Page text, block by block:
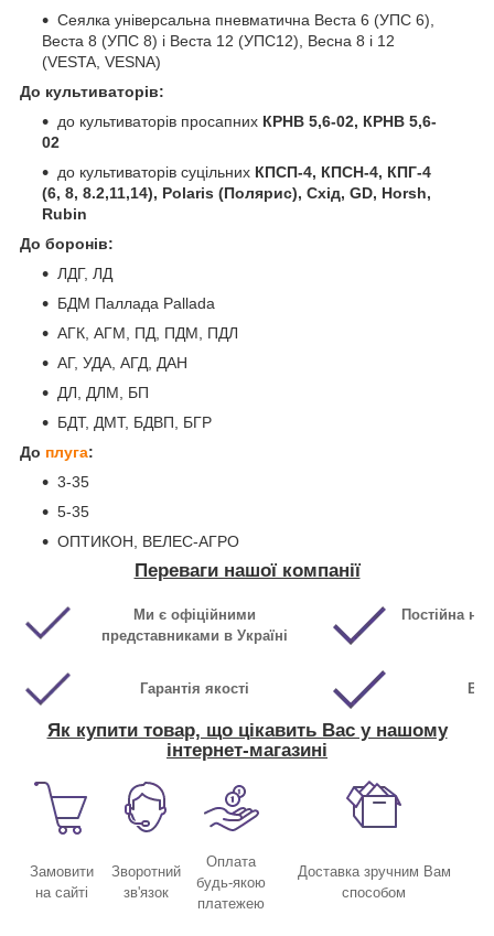
Сеялка універсальна пневматична Веста 6 (УПС 6),
Веста 8 (УПС 8) і Веста 12 (УПС12), Весна 8 і 12
(VESTA, VESNA)
До культиваторів:
до культиваторів просапних КРНВ 5,6-02, КРНВ 5,6-
02
до культиваторів суцільних КПСП-4, КПСН-4, КПГ-4
(6, 8, 8.2,11,14), Polaris (Полярис), Схід, GD, Horsh,
Rubin
До боронів:
ЛДГ, ЛД
БДМ Паллада Pallada
АГК, АГМ, ПД, ПДМ, ПДЛ
АГ, УДА, АГД, ДАН
ДЛ, ДЛМ, БП
БДТ, ДМТ, БДВП, БГР
До плуга:
3-35
5-35
ОПТИКОН, ВЕЛЕС-АГРО
Переваги нашої компанії
Ми є офіційними
представниками в Україні
Постійна
Гарантія якості
Як купити товар, що цікавить Вас у нашому
інтернет-магазині
Замовити
на сайті
Зворотний
зв'язок
Оплата
будь-якою
платежею
Доставка зручним Вам
способом